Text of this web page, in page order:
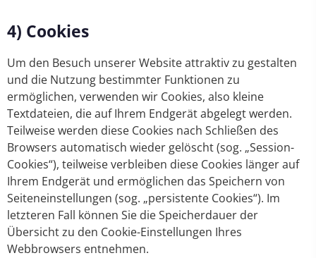
4) Cookies
Um den Besuch unserer Website attraktiv zu gestalten
und die Nutzung bestimmter Funktionen zu
ermöglichen, verwenden wir Cookies, also kleine
Textdateien, die auf Ihrem Endgerät abgelegt werden.
Teilweise werden diese Cookies nach Schließen des
Browsers automatisch wieder gelöscht (sog. „Session-
Cookies“), teilweise verbleiben diese Cookies länger auf
Ihrem Endgerät und ermöglichen das Speichern von
Seiteneinstellungen (sog. „persistente Cookies“). Im
letzteren Fall können Sie die Speicherdauer der
Übersicht zu den Cookie-Einstellungen Ihres
Webbrowsers entnehmen.